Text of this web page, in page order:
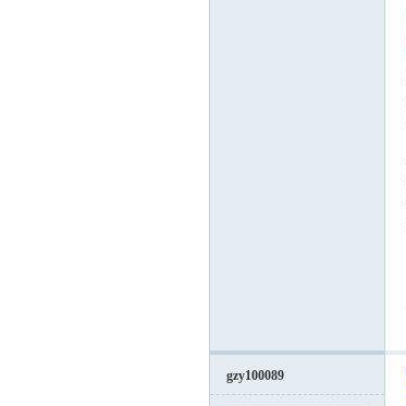
gzy100089